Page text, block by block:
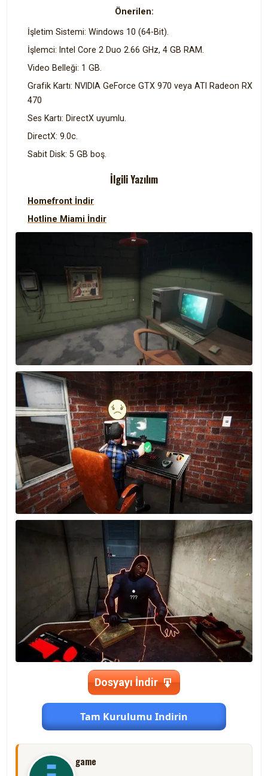
Önerilen:
İşletim Sistemi: Windows 10 (64-Bit).
İşlemci: Intel Core 2 Duo 2.66 GHz, 4 GB RAM.
Video Belleği: 1 GB.
Grafik Kartı: NVIDIA GeForce GTX 970 veya ATI Radeon RX
470
Ses Kartı: DirectX uyumlu.
DirectX: 9.0c.
Sabit Disk: 5 GB boş.
İlgili Yazılım
Homefront İndir
Hotline Miami İndir
Dosyayı İndir
Tam Kurulumu Indirin
game